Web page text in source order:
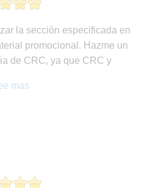
la sección especificada en
promocional. Hazme un
de CRC, ya que CRC y
mas